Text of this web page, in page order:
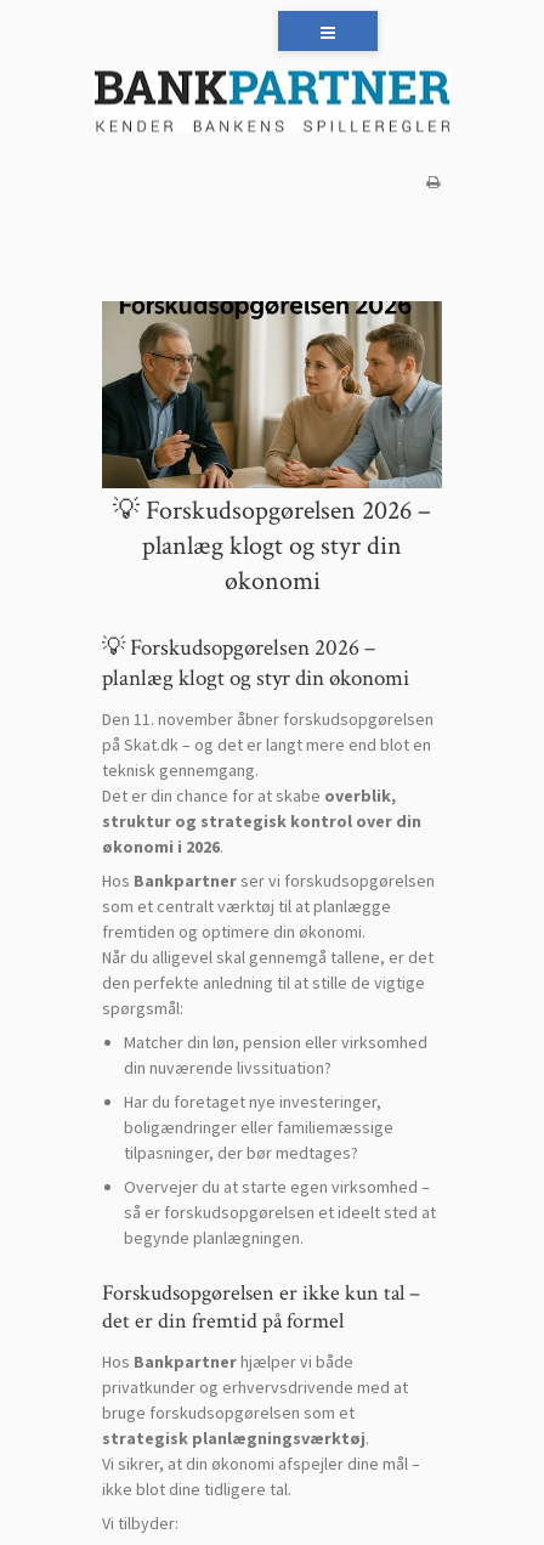
💡 Forskudsopgørelsen 2026 –
planlæg klogt og styr din
økonomi
💡 Forskudsopgørelsen 2026 –
planlæg klogt og styr din økonomi
Den 11. november åbner forskudsopgørelsen
på Skat.dk – og det er langt mere end blot en
teknisk gennemgang.
Det er din chance for at skabe overblik,
struktur og strategisk kontrol over din
økonomi i 2026.
Hos Bankpartnerser vi forskudsopgørelsen
som et centralt værktøj til at planlægge
fremtiden og optimere din økonomi.
Når du alligevel skal gennemgå tallene, er det
den perfekte anledning til at stille de vigtige
spørgsmål:
Matcher din løn, pension eller virksomhed
din nuværende livssituation?
Har du foretaget nye investeringer,
boligændringer eller familiemæssige
tilpasninger, der bør medtages?
Overvejer du at starte egen virksomhed –
så er forskudsopgørelsen et ideelt sted at
begynde planlægningen.
Forskudsopgørelsen er ikke kun tal –
det er din fremtid på formel
Hos Bankpartnerhjælper vi både
privatkunder og erhvervsdrivende med at
bruge forskudsopgørelsen som et
strategisk planlægningsværktøj.
Vi sikrer, at din økonomi afspejler dine mål –
ikke blot dine tidligere tal.
Vi tilbyder: